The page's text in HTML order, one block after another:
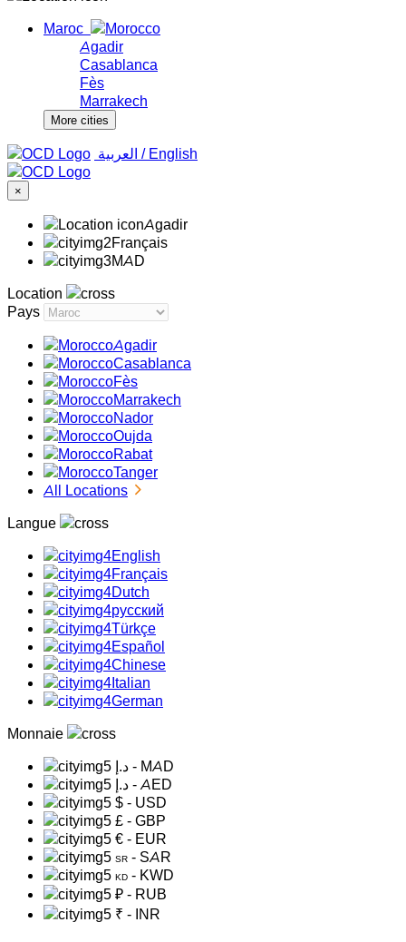
Maroc
Agadir
Casablanca
Fès
Marrakech
More cities
‏العربية ‏ / English
×
Agadir
Français
MAD
Location
Pays
Agadir
Casablanca
Fès
Marrakech
Nador
Oujda
Rabat
Tanger
All Locations
Langue
English
Français
Dutch
русский
Türkçe
Español
Chinese
Italian
German
Monnaie
د.إ - MAD
د.إ - AED
$ - USD
£ - GBP
€ - EUR
SR - SAR
KD - KWD
₽ - RUB
₹ - INR